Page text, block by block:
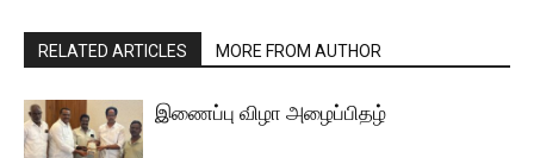
RELATED ARTICLES MORE FROM AUTHOR
இணைப்பு விழா அழைப்பிதழ்